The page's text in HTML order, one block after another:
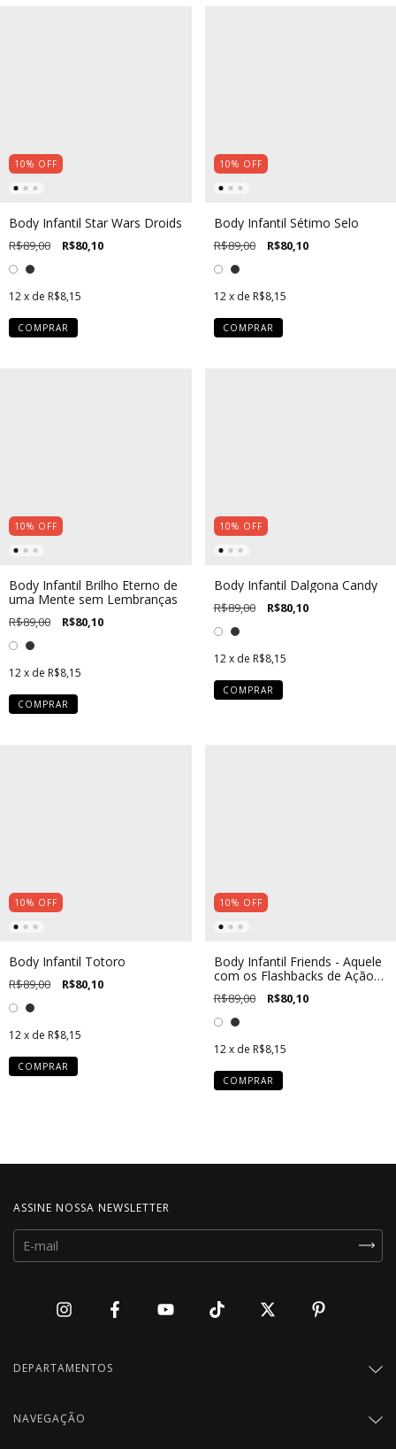
10% OFF
Body Infantil Star Wars Droids
R$89,00 R$80,10
12x de R$8,15
COMPRAR
10% OFF
Body Infantil Sétimo Selo
R$89,00 R$80,10
12 x de R$8,15
COMPRAR
10% OFF
Body Infantil Brilho Eterno de
uma Mente sem Lembranças
R$89,00 R$80,10
12x de R$8,15
COMPRAR
10% OFF
Body Infantil Dalgona Candy
R$89,00 R$80,10
12 x de R$8,15
COMPRAR
10% OFF
Body Infantil Totoro
R$89,00 R$80,10
12x de R$8,15
COMPRAR
10% OFF
Body Infantil Friends - Aquele
com os Flashbacks de Ação
de Graças
R$89,00 R$80,10
12 x de R$8,15
COMPRAR
ASSINE NOSSA NEWSLETTER
DEPARTAMENTOS
NAVEGAÇÃO